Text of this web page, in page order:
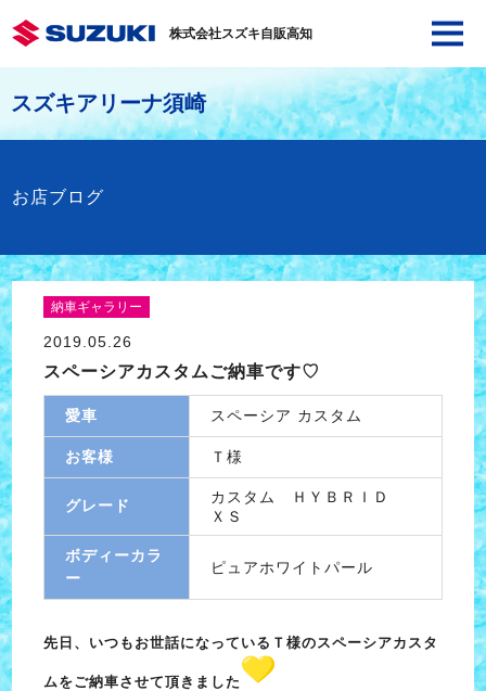
株式会社スズキ自販高知
スズキアリーナ須崎
お店ブログ
納車ギャラリー
2019.05.26
スペーシアカスタムご納車です♡
愛車 スペーシア カスタム
お客様 Ｔ様
グレード
カスタム ＨＹＢＲＩＤ
ＸＳ
ボディーカラ
ー
ピュアホワイトパール
先日、いつもお世話になっているＴ様のスペーシアカスタ
ムをご納車させて頂きました